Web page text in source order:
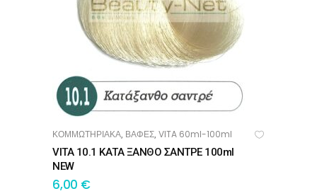
ΠΡΟΣΘΉΚΗ ΣΤΟ ΚΑΛΆΘΙ
ΚΟΜΜΩΤΗΡΙΑΚΑ ΒΑΦΕΣ VITA 60ml-100ml
VITA 10.1 ΚΑΤΑ ΞΑΝΘΟ ΣΑΝΤΡΕ 100ml
NEW
6,00 €